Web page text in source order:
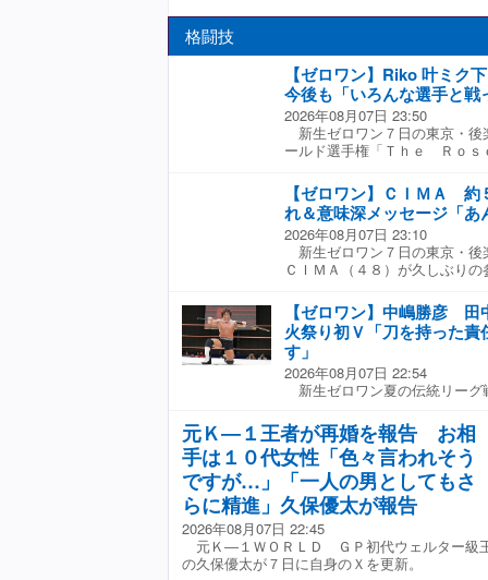
格闘技
【ゼロワン】Riko 叶ミ
今後も「いろんな選手と戦
2026年08月07日 23:50
新生ゼロワン７日の東京・
ールド選手権「Ｔｈｅ Ｒｏｓ
を下して、初防衛に成功し
ン女子部「Ｒｏｓｅ」で、５
ランブルを制して初代王者と
りの王座流出となり、初防衛
叶が決定戦ランブルを勝って
外敵同士の王座戦となった。
イオンサルトからニーアタッ
い。王者もかつて叶と同じく
Ｓに所属しており後輩のいい
叶が執念を見せてクロスボデ
プキック、ミサイルキックの
の打ち合いから、ソバットと
クをぶち込んで再びムーンサ
めて、ベルトを守った。 ゼロ
ｏは「正直、女子で盛り下が
ったけど、不安に思った自分
かった。ゼロワンのお客さん
王座防衛に安堵の表情だ。 一
の真白優希が負傷で無期限の
「右小指マレット骨折」を負
とになった。現在の所属では
【ゼロワン】ＣＩＭＡ 約
れ＆意味深メッセージ「あ
2026年08月07日 23:10
新生ゼロワン７日の東京・
ＣＩＭＡ（４８）が久しぶり
レンド・ジャック＆マンモス
皓太と、チーム対抗４ＷＡＹ
のゼロワン参戦は、２０２１
界ヘビー級王者・田中将斗に
った。 試合前からＣＩＭＡコ
ロップキックを放って健在ぶ
て叩きつけた。ＣＩＭＡがヤ
グラリアートで救出。最後は
ング式のメテオラをヤスに決
「余所者」としてはゼロワン
バックステージでは「ゼロワ
やろうが関係ないよ。点と点
そいままで終わるのか、ぶっ
たち次第だぞ」と、今後の参
上で「われわれはいつでもＲ
【ゼロワン】中嶋勝彦 田
火祭り初Ｖ「刀を持った
す」
2026年08月07日 22:54
新生ゼロワン夏の伝統リー
が田中将斗（５３）を死闘の
Ｂブロックでエントリーした
８で突破。過去５度の優勝を
の無敗で勝ち上がった弾丸戦
５月２日の浦安大会ではタッ
が、試合前の握手を拒否して
田中のホームリングとあって
ールが起きるなど中嶋にはア
うように得意のキックを連発
元Ｋ―１王者が再婚を報告 お相
手は１０代女性「色々言われそう
ですが…」「一人の男としてもさ
らに精進」久保優太が報告
2026年08月07日 22:45
元Ｋ―１ＷＯＲＬＤ ＧＰ初代ウェルター級
の久保優太が７日に自身のＸを更新。